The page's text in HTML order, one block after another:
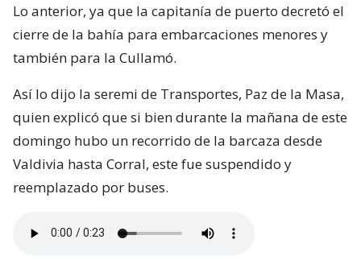
Lo anterior, ya que la capitanía de puerto decretó el
cierre de la bahía para embarcaciones menores y
también para la Cullamó.
Así lo dijo la seremi de Transportes, Paz de la Masa,
quien explicó que si bien durante la mañana de este
domingo hubo un recorrido de la barcaza desde
Valdivia hasta Corral, este fue suspendido y
reemplazado por buses.